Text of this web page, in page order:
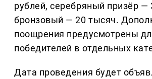
рублей, серебряный призёр —
бронзовый — 20 тысяч.
поощрения предусмотрены
победителей в отдельных
Дата проведения будет